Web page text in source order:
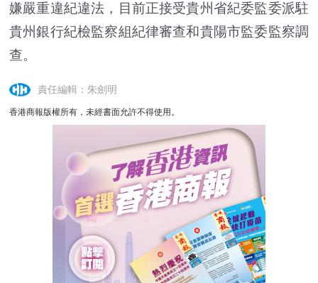
嫌嚴重違紀違法，目前正接受貴州省紀委監委派駐
貴州銀行紀檢監察組紀律審查和貴陽市監委監察調
查。
責任編輯：朱劍明
香港商報版權所有，未經書面允許不得使用。